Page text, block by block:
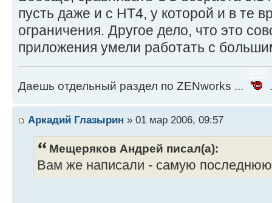
пусть даже и с НТ4, у которой и в те
ограничения. Другое дело, что это
приложения умели работать с
Даешь отдельный раздел по ZENworks ...
Аркадий Глазырин » 01 мар 2006, 09:57
Мещеряков Андрей писал(а):
Вам же написали - самую